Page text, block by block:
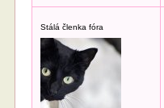
Stálá členka fóra